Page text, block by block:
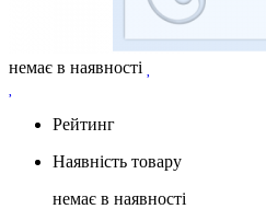
немає в наявності
Рейтинг
Наявність товару
немає в наявності